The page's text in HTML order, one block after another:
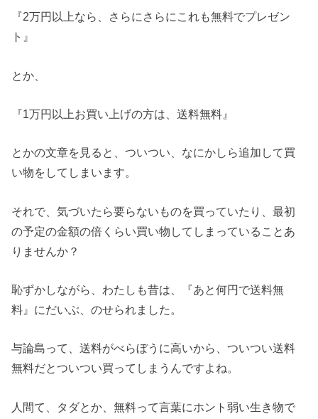
『2万円以上なら、さらにさらにこれも無料でプレゼン
ト』
とか、
『1万円以上お買い上げの方は、送料無料』
とかの文章を見ると、ついつい、なにかしら追加して買
い物をしてしまいます。
それで、気づいたら要らないものを買っていたり、最初
の予定の金額の倍くらい買い物してしまっていることあ
りませんか？
恥ずかしながら、わたしも昔は、『あと何円で送料無
料』にだいぶ、のせられました。
与論島って、送料がべらぼうに高いから、ついつい送料
無料だとついつい買ってしまうんですよね。
人間て、タダとか、無料って言葉にホント弱い生き物で